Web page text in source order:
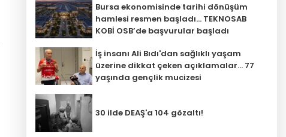
Bursa ekonomisinde tarihi dönüşüm
hamlesi resmen başladı... TEKNOSAB
KOBİ OSB’de başvurular başladı
İş insanı Ali Bıdı'dan sağlıklı yaşam
üzerine dikkat çeken açıklamalar... 77
yaşında gençlik mucizesi
30 ilde DEAŞ'a 104 gözaltı!